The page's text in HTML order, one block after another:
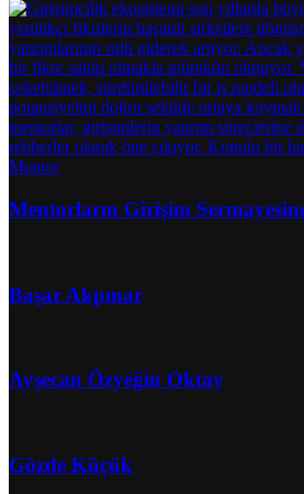
Mentor
Mentorların Girişim
Başar Akpınar
Ayşecan Özyeğin Oktay
Gözde Küçük